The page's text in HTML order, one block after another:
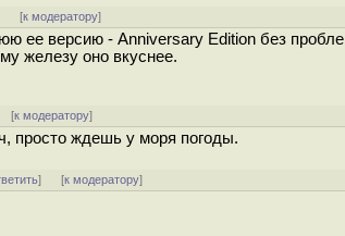
[к модератору]
ее версию - Anniversary Edition без
железу оно вкуснее.
[к модератору]
просто ждешь у моря погоды.
] [к модератору]